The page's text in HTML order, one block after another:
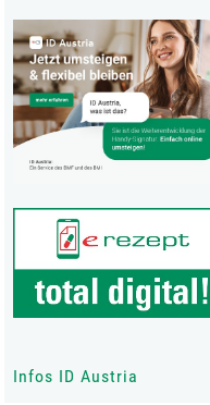
Infos ID Austria